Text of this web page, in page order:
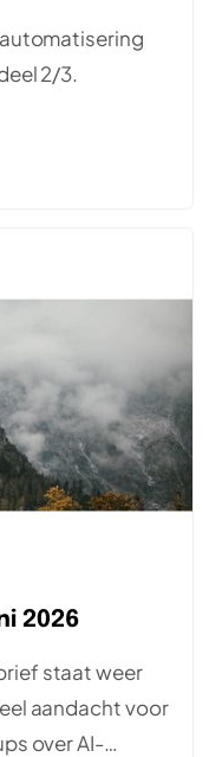
2/3.
2026
staat weer
over AI-